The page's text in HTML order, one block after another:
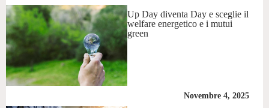
Up Day diventa Day e sceglie il
welfare energetico e i mutui
green
Novembre 4, 2025